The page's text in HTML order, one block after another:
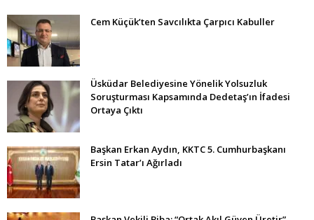
Cem Küçük’ten Savcılıkta Çarpıcı Kabuller
Üsküdar Belediyesine Yönelik Yolsuzluk
Soruşturması Kapsamında Dedetaş’ın İfadesi
Ortaya Çıktı
Başkan Erkan Aydın, KKTC 5. Cumhurbaşkanı
Ersin Tatar’ı Ağırladı